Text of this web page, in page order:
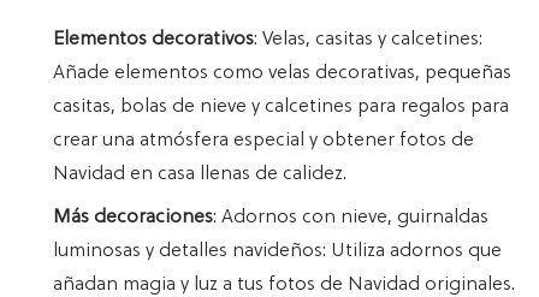
Elementos decorativos: Velas, casitas y calcetines:
Añade elementos como velas decorativas, pequeñas
casitas, bolas de nieve y calcetines para regalos para
crear una atmósfera especial y obtener fotos de
Navidad en casa llenas de calidez.
Más decoraciones: Adornos con nieve, guirnaldas
luminosas y detalles navideños: Utiliza adornos que
añadan magia y luz a tus fotos de Navidad originales.